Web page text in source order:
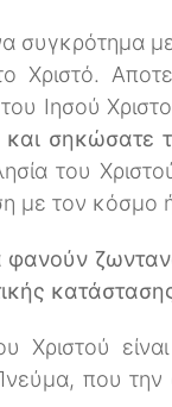
συγκρότημα
Χριστό.
Ιησού
και σηκώσατε
του
με τον κόσμο
Χριστού
που